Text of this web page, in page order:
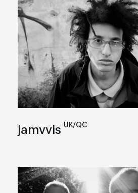
jamvvis UK/QC